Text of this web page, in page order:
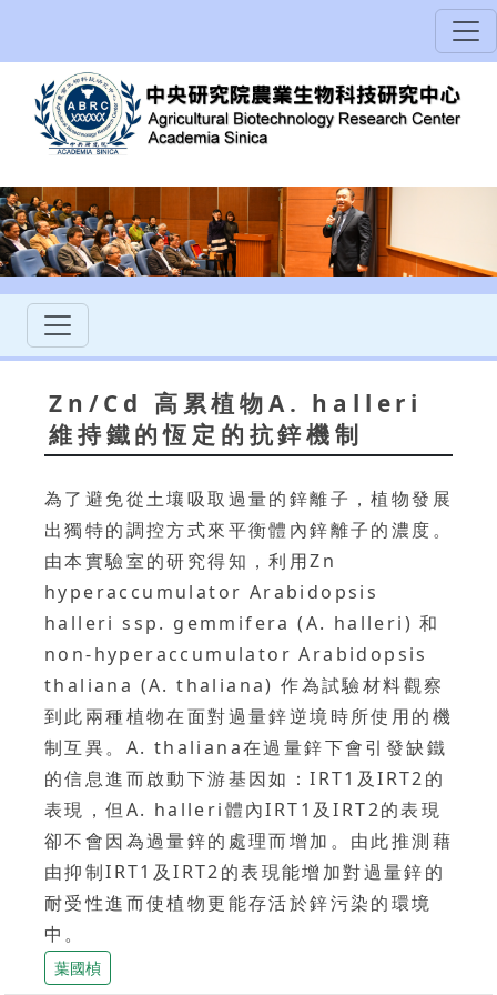
Zn/Cd 高累植物A. halleri
維持鐵的恆定的抗鋅機制
為了避免從土壤吸取過量的鋅離子，植物發展
出獨特的調控方式來平衡體內鋅離子的濃度。
由本實驗室的研究得知，利用Zn
hyperaccumulator Arabidopsis
halleri ssp. gemmifera (A. halleri) 和
non-hyperaccumulator Arabidopsis
thaliana (A. thaliana) 作為試驗材料觀察
到此兩種植物在面對過量鋅逆境時所使用的機
制互異。A. thaliana在過量鋅下會引發缺鐵
的信息進而啟動下游基因如：IRT1及IRT2的
表現，但A. halleri體內IRT1及IRT2的表現
卻不會因為過量鋅的處理而增加。由此推測藉
由抑制IRT1及IRT2的表現能增加對過量鋅的
耐受性進而使植物更能存活於鋅污染的環境
中。
葉國楨